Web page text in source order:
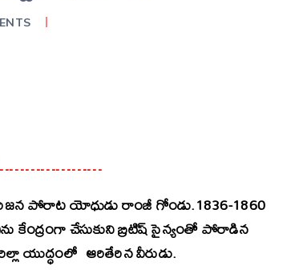
పోరాట యోధుడు రాంజీ గోండు.1836-1860
చేసుకుని బ్రిటిష్ సైన్యంతో పోరాడిన
యుద్ధంలో ఆరితేరిన వీరుడు.